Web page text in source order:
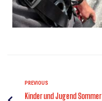
PREVIOUS
Kinder und Jugend Sommer